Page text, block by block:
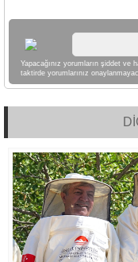
Yapacağınız yorumların şiddet
taktirde yorumlarınız